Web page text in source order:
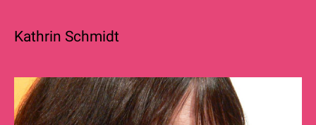
Kathrin Schmidt